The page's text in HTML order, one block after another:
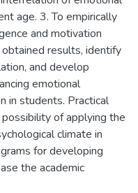
age. 3. To empirically
and motivation
results, identify
and develop
emotional
in students. Practical
of applying the
climate in
for developing
the academic